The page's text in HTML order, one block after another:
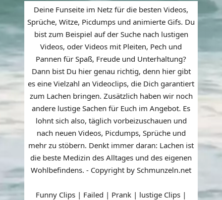
Deine Funseite im Netz für die besten Videos,
Sprüche, Witze, Picdumps und animierte Gifs. Du
bist zum Beispiel auf der Suche nach lustigen
Videos, oder Videos mit Pleiten, Pech und
Pannen für Spaß, Freude und Unterhaltung?
Dann bist Du hier genau richtig, denn hier gibt
es eine Vielzahl an Videoclips, die Dich garantiert
zum Lachen bringen. Zusätzlich haben wir noch
andere lustige Sachen für Euch im Angebot. Es
lohnt sich also, täglich vorbeizuschauen und
nach neuen Videos, Picdumps, Sprüche und
mehr zu stöbern. Denkt immer daran: Lachen ist
die beste Medizin des Alltages und des eigenen
Wohlbefindens. - Copyright by Schmunzeln.net
Funny Clips | Failed | Prank | lustige Clips |